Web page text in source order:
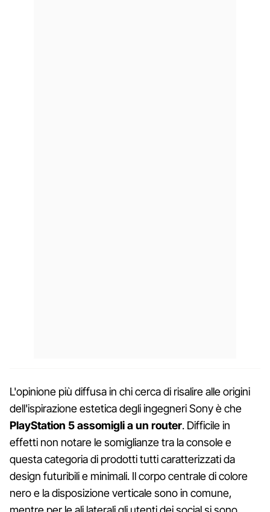
L'opinione più diffusa in chi cerca di risalire alle origini
dell'ispirazione estetica degli ingegneri Sony è che
PlayStation 5 assomigli a un router. Difficile in
effetti non notare le somiglianze tra la console e
questa categoria di prodotti tutti caratterizzati da
design futuribili e minimali. Il corpo centrale di colore
nero e la disposizione verticale sono in comune,